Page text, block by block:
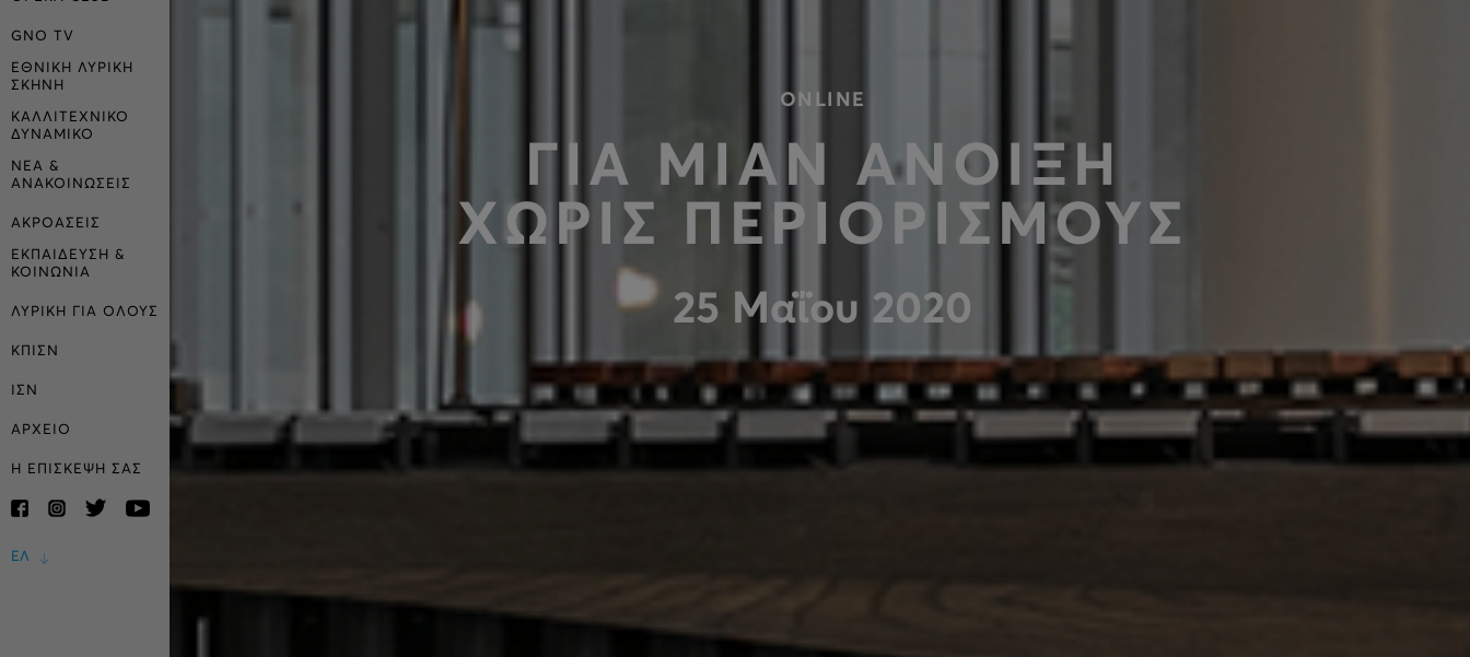
GNO TV
ΕΘΝΙΚΗ ΛΥΡΙΚΗ
ΣΚΗΝΗ
ΚΑΛΛΙΤΕΧΝΙΚΟ
ΔΥΝΑΜΙΚΟ
ΝΕΑ &
ΑΝΑΚΟΙΝΩΣΕΙΣ
ΑΚΡΟΑΣΕΙΣ
ΕΚΠΑΙΔΕΥΣΗ &
ΚΟΙΝΩΝΙΑ
ΛΥΡΙΚΗ ΓΙΑ ΟΛΟΥΣ
ΚΠΙΣΝ
ΙΣΝ
ΑΡΧΕΙΟ
Η ΕΠΙΣΚΕΨΗ ΣΑΣ
ΕΛ
ONLINE
ΓΙΑ ΜΙΑΝ ΑΝΟΙΞΗ
ΧΩΡΙΣ ΠΕΡΙΟΡΙΣΜΟΥΣ
25 Μαΐου 2020